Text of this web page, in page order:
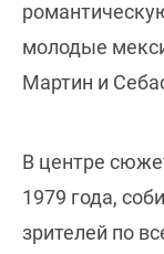
молодые
Мартин и
В центре
1979 года,
зрителей по